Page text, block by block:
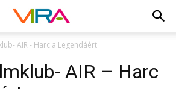
AIR - Harc a Legendáért
AIR – Harc